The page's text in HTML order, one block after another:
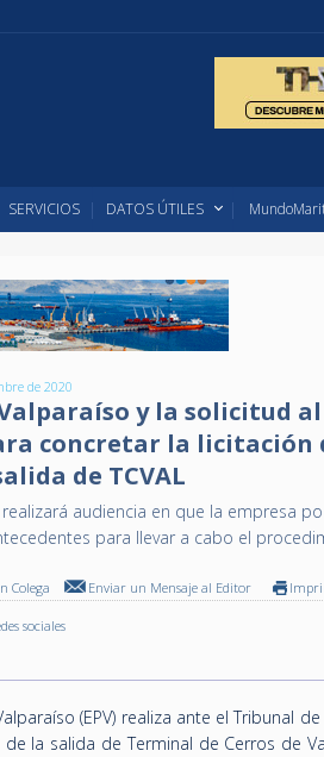
SERVICIOS DATOS ÚTILES
de 2020
y la solicitud al
concretar la licitación
de TCVAL
audiencia en que la empresa
para llevar a cabo el
Colega Enviar un Mensaje al Editor
sociales
(EPV) realiza ante el Tribunal
la salida de Terminal de Cerros de